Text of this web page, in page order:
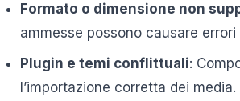
Formato o dimensione non
ammesse possono causare
Plugin e temi conflittuali:
l’importazione corretta dei media.